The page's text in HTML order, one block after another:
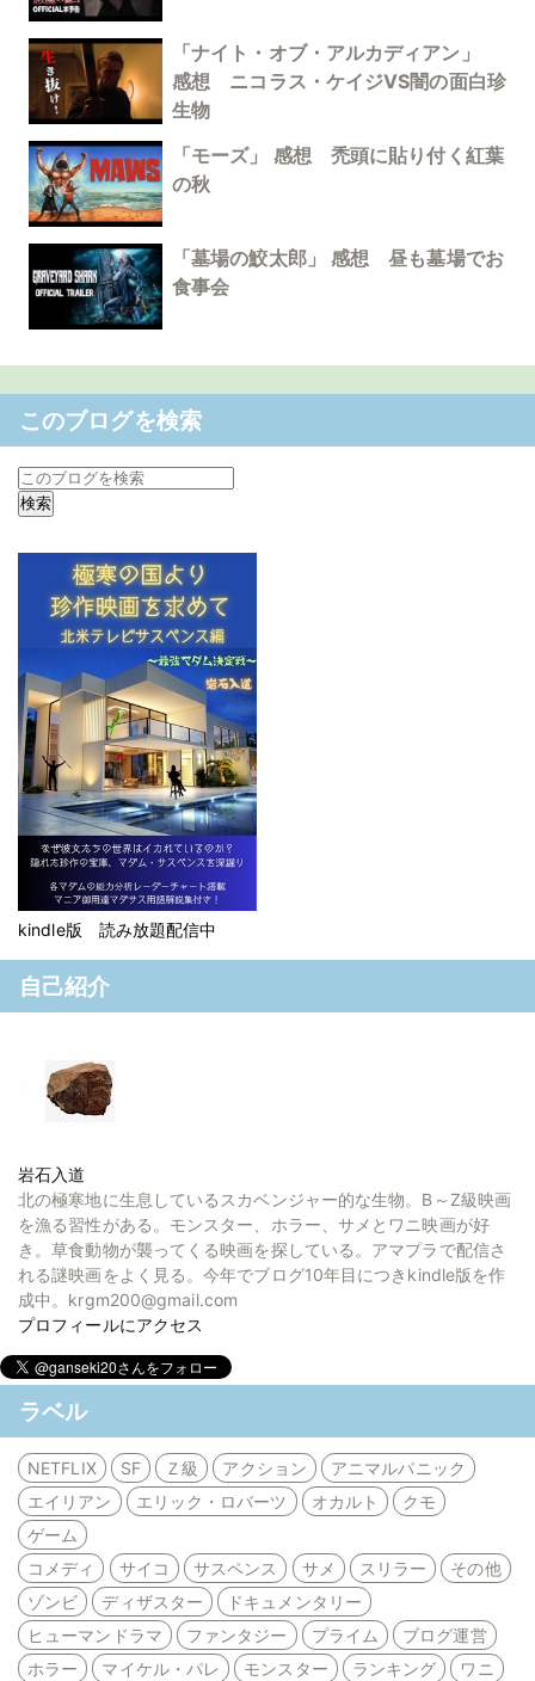
「ナイト・オブ・アルカディアン」
感想 ニコラス・ケイジVS闇の面白珍
生物
「モーズ」 感想 禿頭に貼り付く紅葉
の秋
「墓場の鮫太郎」 感想 昼も墓場でお
食事会
このブログを検索
kindle版 読み放題配信中
自己紹介
岩石入道
北の極寒地に生息しているスカベンジャー的な生物。B～Z級映画
を漁る習性がある。モンスター、ホラー、サメとワニ映画が好
き。草食動物が襲ってくる映画を探している。アマプラで配信さ
れる謎映画をよく見る。今年でブログ10年目につきkindle版を作
成中。krgm200@gmail.com
プロフィールにアクセス
ラベル
NETFLIX SF Ｚ級 アクション
アニマルパニック
エイリアン
エリック・ロバーツ オカルト
クモ
ゲーム
コメディ
サイコ サスペンス サメ スリラー
その他
ゾンビ
ディザスター
ドキュメンタリー
ヒューマンドラマ
ファンタジー プライム
ブログ運営
ホラー
マイケル・パレ モンスター ランキング ワニ